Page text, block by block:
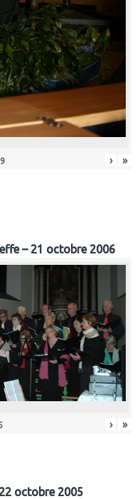
› »
– 21 octobre 2006
› »
octobre 2005